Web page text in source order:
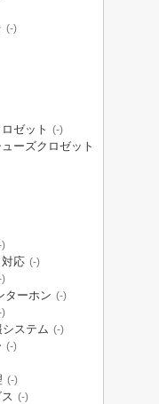
(-)
ゼット (-)
ーズクロゼット
)
応 (-)
)
ターホン (-)
)
ステム (-)
(-)
(-)
(-)